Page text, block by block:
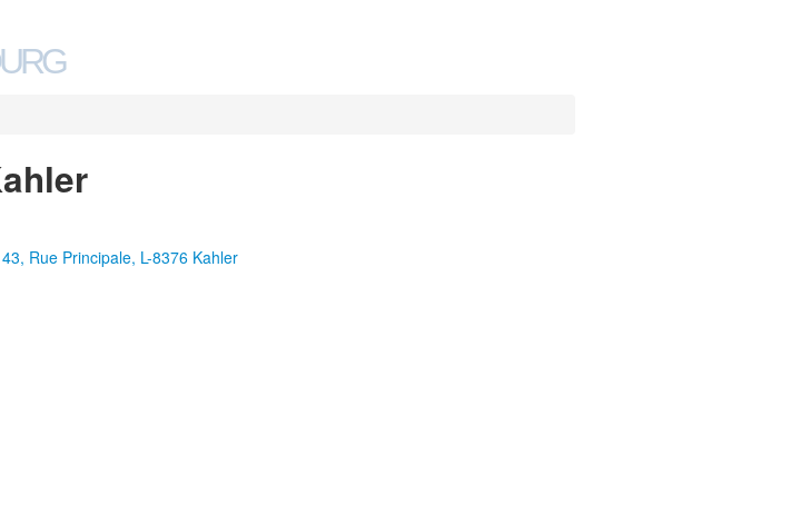
43, Rue Principale, L-8376 Kahler